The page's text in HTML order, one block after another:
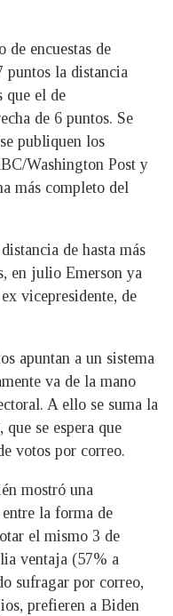
de encuestas de
la distancia
que el de
de 6 puntos. Se
publiquen los
Washington Post y
más completo del
de hasta más
en julio Emerson ya
vicepresidente, de
apuntan a un sistema
va de la mano
A ello se suma la
se espera que
votos por correo.
mostró una
la forma de
el mismo 3 de
ventaja (57% a
sufragar por correo,
prefieren a Biden